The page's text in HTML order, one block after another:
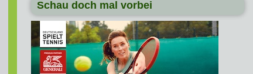
Schau doch mal vorbei